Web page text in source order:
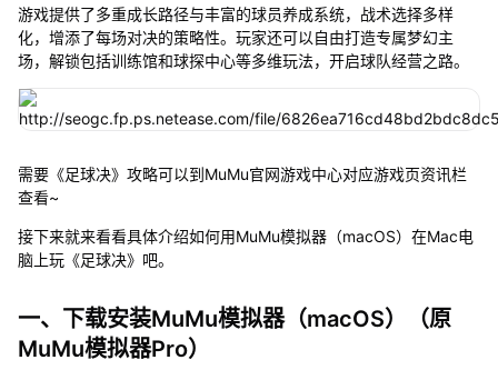
游戏提供了多重成长路径与丰富的球员养成系统，战术选择多样
化，增添了每场对决的策略性。玩家还可以自由打造专属梦幻主
场，解锁包括训练馆和球探中心等多维玩法，开启球队经营之路。
需要《足球决》攻略可以到MuMu官网游戏中心对应游戏页资讯栏
查看~
接下来就来看看具体介绍如何用MuMu模拟器（macOS）在Mac电
脑上玩《足球决》吧。
一、下载安装MuMu模拟器（macOS）（原
MuMu模拟器Pro）